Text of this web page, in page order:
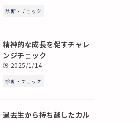
診断・チェック
精神的な成長を促すチャレ
ンジチェック
2025/1/14
診断・チェック
過去生から持ち越したカル